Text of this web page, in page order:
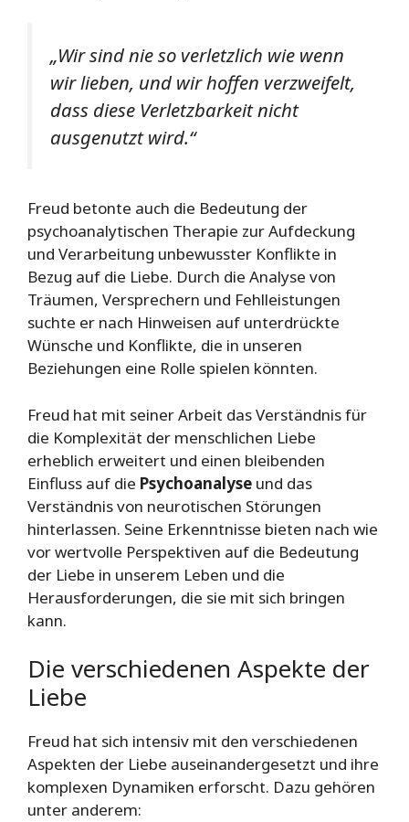
„Wir sind nie so verletzlich wie wenn
wir lieben, und wir hoffen verzweifelt,
dass diese Verletzbarkeit nicht
ausgenutzt wird.“
Freud betonte auch die Bedeutung der
psychoanalytischen Therapie zur Aufdeckung
und Verarbeitung unbewusster Konflikte in
Bezug auf die Liebe. Durch die Analyse von
Träumen, Versprechern und Fehlleistungen
suchte er nach Hinweisen auf unterdrückte
Wünsche und Konflikte, die in unseren
Beziehungen eine Rolle spielen könnten.
Freud hat mit seiner Arbeit das Verständnis für
die Komplexität der menschlichen Liebe
erheblich erweitert und einen bleibenden
Einfluss auf die Psychoanalyse und das
Verständnis von neurotischen Störungen
hinterlassen. Seine Erkenntnisse bieten nach wie
vor wertvolle Perspektiven auf die Bedeutung
der Liebe in unserem Leben und die
Herausforderungen, die sie mit sich bringen
kann.
Die verschiedenen Aspekte der
Liebe
Freud hat sich intensiv mit den verschiedenen
Aspekten der Liebe auseinandergesetzt und ihre
komplexen Dynamiken erforscht. Dazu gehören
unter anderem: